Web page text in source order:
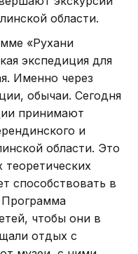
области.
«Рухани
экспедиция для
Именно через
обычаи. Сегодня
принимают
и
области. Это
способствовать в
Программа
чтобы они в
отдых с